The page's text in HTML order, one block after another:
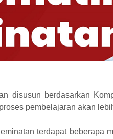
disusun berdasarkan
pembelajaran akan
terdapat beberapa